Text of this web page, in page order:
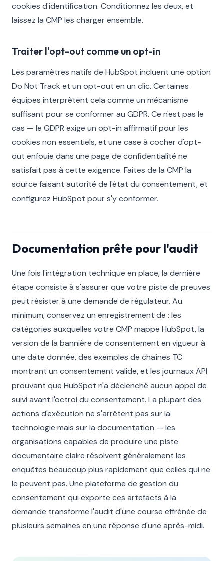
cookies d'identification. Conditionnez les deux, et
laissez la CMP les charger ensemble.
Traiter l'opt-out comme un opt-in
Les paramètres natifs de HubSpot incluent une option
Do Not Track et un opt-out en un clic. Certaines
équipes interprètent cela comme un mécanisme
suffisant pour se conformer au GDPR. Ce n'est pas le
cas — le GDPR exige un opt-in affirmatif pour les
cookies non essentiels, et une case à cocher d'opt-
out enfouie dans une page de confidentialité ne
satisfait pas à cette exigence. Faites de la CMP la
source faisant autorité de l'état du consentement, et
configurez HubSpot pour s'y conformer.
Documentation prête pour l'audit
Une fois l'intégration technique en place, la dernière
étape consiste à s'assurer que votre piste de preuves
peut résister à une demande de régulateur. Au
minimum, conservez un enregistrement de : les
catégories auxquelles votre CMP mappe HubSpot, la
version de la bannière de consentement en vigueur à
une date donnée, des exemples de chaînes TC
montrant un consentement valide, et les journaux API
prouvant que HubSpot n'a déclenché aucun appel de
suivi avant l'octroi du consentement. La plupart des
actions d'exécution ne s'arrêtent pas sur la
technologie mais sur la documentation — les
organisations capables de produire une piste
documentaire claire résolvent généralement les
enquêtes beaucoup plus rapidement que celles qui ne
le peuvent pas. Une plateforme de gestion du
consentement qui exporte ces artefacts à la
demande transforme l'audit d'une course effrénée de
plusieurs semaines en une réponse d'une après-midi.